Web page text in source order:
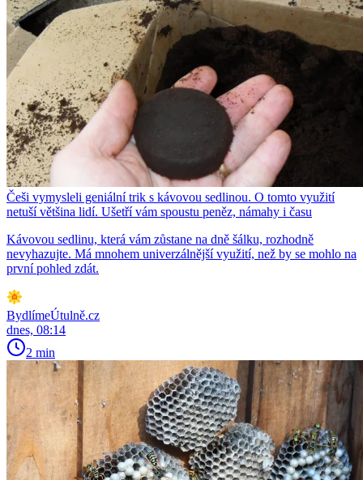
Češi vymysleli geniální trik s kávovou sedlinou. O tomto využití
netuší většina lidí. Ušetří vám spoustu peněz, námahy i času
Kávovou sedlinu, která vám zůstane na dně šálku, rozhodně
nevyhazujte. Má mnohem univerzálnější využití, než by se mohlo na
první pohled zdát.
BydlímeÚtulně.cz
dnes, 08:14
2 min